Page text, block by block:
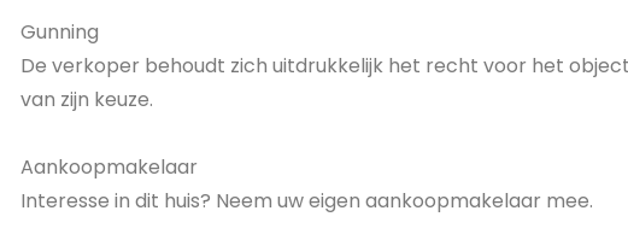
Gunning
De verkoper behoudt zich uitdrukkelijk het recht voor het
van zijn keuze.
Aankoopmakelaar
Interesse in dit huis? Neem uw eigen aankoopmakelaar mee.